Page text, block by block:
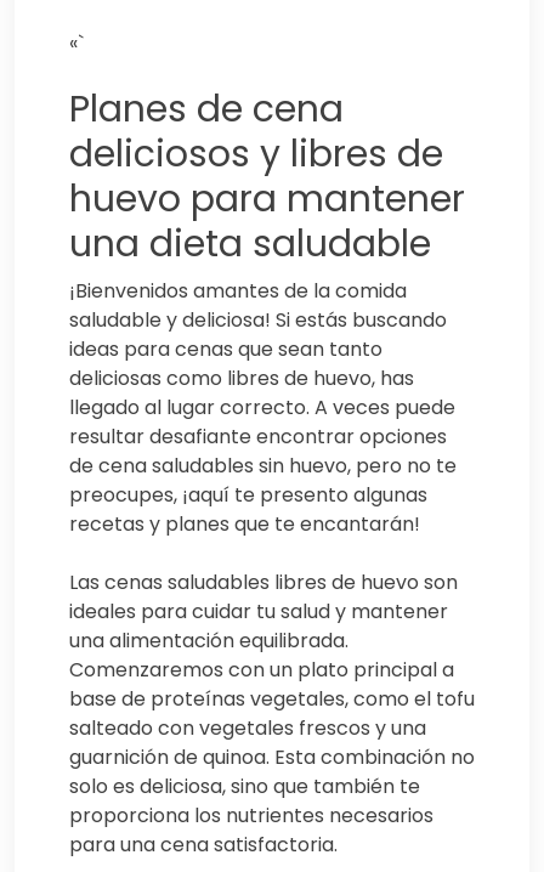
«`
Planes de cena
deliciosos y libres de
huevo para mantener
una dieta saludable
¡Bienvenidos amantes de la comida
saludable y deliciosa! Si estás buscando
ideas para cenas que sean tanto
deliciosas como libres de huevo, has
llegado al lugar correcto. A veces puede
resultar desafiante encontrar opciones
de cena saludables sin huevo, pero no te
preocupes, ¡aquí te presento algunas
recetas y planes que te encantarán!
Las cenas saludables libres de huevo son
ideales para cuidar tu salud y mantener
una alimentación equilibrada.
Comenzaremos con un plato principal a
base de proteínas vegetales, como el tofu
salteado con vegetales frescos y una
guarnición de quinoa. Esta combinación no
solo es deliciosa, sino que también te
proporciona los nutrientes necesarios
para una cena satisfactoria.